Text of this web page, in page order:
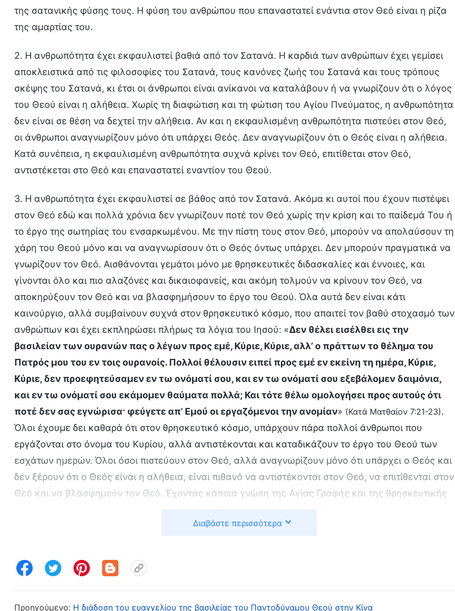
της σατανικής φύσης τους. Η φύση του ανθρώπου που επαναστατεί ενάντια στον Θεό είναι η ρίζα
της αμαρτίας του.
2. Η ανθρωπότητα έχει εκφαυλιστεί βαθιά από τον Σατανά. Η καρδιά των ανθρώπων έχει γεμίσει
αποκλειστικά από τις φιλοσοφίες του Σατανά, τους κανόνες ζωής του Σατανά και τους τρόπους
σκέψης του Σατανά, κι έτσι οι άνθρωποι είναι ανίκανοι να καταλάβουν ή να γνωρίζουν ότι ο λόγος
του Θεού είναι η αλήθεια. Χωρίς τη διαφώτιση και τη φώτιση του Αγίου Πνεύματος, η ανθρωπότητα
δεν είναι σε θέση να δεχτεί την αλήθεια. Αν και η εκφαυλισμένη ανθρωπότητα πιστεύει στον Θεό,
οι άνθρωποι αναγνωρίζουν μόνο ότι υπάρχει Θεός. Δεν αναγνωρίζουν ότι ο Θεός είναι η αλήθεια.
Κατά συνέπεια, η εκφαυλισμένη ανθρωπότητα συχνά κρίνει τον Θεό, επιτίθεται στον Θεό,
αντιστέκεται στο Θεό και επαναστατεί εναντίον του Θεού.
3. Η ανθρωπότητα έχει εκφαυλιστεί σε βάθος από τον Σατανά. Ακόμα κι αυτοί που έχουν πιστέψει
στον Θεό εδώ και πολλά χρόνια δεν γνωρίζουν ποτέ τον Θεό χωρίς την κρίση και το παίδεμά Του ή
το έργο της σωτηρίας του ενσαρκωμένου. Με την πίστη τους στον Θεό, μπορούν να απολαύσουν τη
χάρη του Θεού μόνο και να αναγνωρίσουν ότι ο Θεός όντως υπάρχει. Δεν μπορούν πραγματικά να
γνωρίζουν τον Θεό. Αισθάνονται γεμάτοι μόνο με θρησκευτικές διδασκαλίες και έννοιες, και
γίνονται όλο και πιο αλαζόνες και δικαιοφανείς, και ακόμη τολμούν να κρίνουν τον Θεό, να
αποκηρύξουν τον Θεό και να βλασφημήσουν το έργο του Θεού. Όλα αυτά δεν είναι κάτι
καινούργιο, αλλά συμβαίνουν συχνά στον θρησκευτικό κόσμο, που απαιτεί τον βαθύ στοχασμό των
ανθρώπων και έχει εκπληρώσει πλήρως τα λόγια του Ιησού: «Δεν θέλει εισέλθει εις την
βασιλείαν των ουρανών πας ο λέγων προς εμέ, Κύριε, Κύριε, αλλ’ ο πράττων το θέλημα του
Πατρός μου του εν τοις ουρανοίς. Πολλοί θέλουσιν ειπεί προς εμέ εν εκείνη τη ημέρα, Κύριε,
Κύριε, δεν προεφητεύσαμεν εν τω ονόματί σου, και εν τω ονόματί σου εξεβάλομεν δαιμόνια,
και εν τω ονόματί σου εκάμομεν θαύματα πολλά; Και τότε θέλω ομολογήσει προς αυτούς ότι
ποτέ δεν σας εγνώρισα· φεύγετε απ’ Εμού οι εργαζόμενοι την ανομίαν» (Κατά Ματθαίον 7:21-23).
Όλοι έχουμε δει καθαρά ότι στον θρησκευτικό κόσμο, υπάρχουν πάρα πολλοί άνθρωποι που
εργάζονται στο όνομα του Κυρίου, αλλά αντιστέκονται και καταδικάζουν το έργο του Θεού των
εσχάτων ημερών. Όλοι όσοι πιστεύουν στον Θεό, αλλά αναγνωρίζουν μόνο ότι υπάρχει ο Θεός και
δεν ξέρουν ότι ο Θεός είναι η αλήθεια, είναι πιθανό να αντιστέκονται στον Θεό, να επιτίθενται στον
Θεό και να βλασφημούν τον Θεό. Έχοντας κάποια γνώση της Αγίας Γραφής και της θρησκευτικής
βλασφημούν ενάντια στο έργο του Αγίου Πνεύματος και να προκαλούν τον ενσαρκωμένο Χριστό.
Θεού. Την ημέρα της δημόσιας άφιξης του Θεού, όλα θα αποκαλυφθούν!
πολλοί από εκείνους που κάποτε αντιστάθηκαν στο έργο του παντοδύναμου Θεού ή που
Διαβάστε περισσότερα
Προηγούμενο: Η διάδοση του ευαγγελίου της βασιλείας του Παντοδύναμου Θεού στην Κίνα